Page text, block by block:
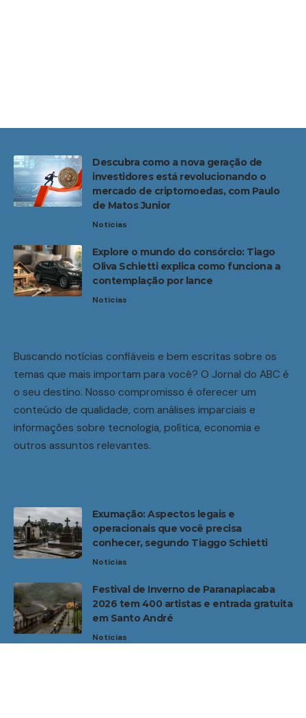
Descubra como a nova geração de
investidores está revolucionando o
mercado de criptomoedas, com Paulo
de Matos Junior
Noticias
Explore o mundo do consórcio: Tiago
Oliva Schietti explica como funciona a
contemplação por lance
Noticias
Buscando notícias confiáveis e bem escritas sobre os
temas que mais importam para você? O Jornal do ABC é
o seu destino. Nosso compromisso é oferecer um
conteúdo de qualidade, com análises imparciais e
informações sobre tecnologia, política, economia e
outros assuntos relevantes.
Exumação: Aspectos legais e
operacionais que você precisa
conhecer, segundo Tiaggo Schietti
Noticias
Festival de Inverno de Paranapiacaba
2026 tem 400 artistas e entrada gratuita
em Santo André
Noticias